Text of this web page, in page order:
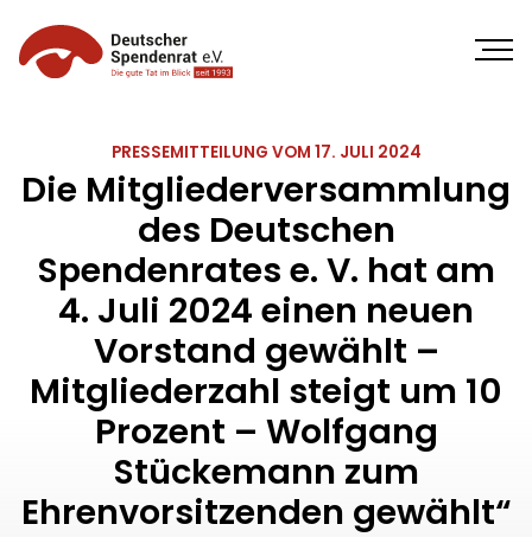
zum
Inhalt
PRESSEMITTEILUNG VOM 17. JULI 2024
Die Mitgliederversammlung
des Deutschen
Spendenrates e. V. hat am
4. Juli 2024 einen neuen
Vorstand gewählt –
Mitgliederzahl steigt um 10
Prozent – Wolfgang
Stückemann zum
Ehrenvorsitzenden gewählt“